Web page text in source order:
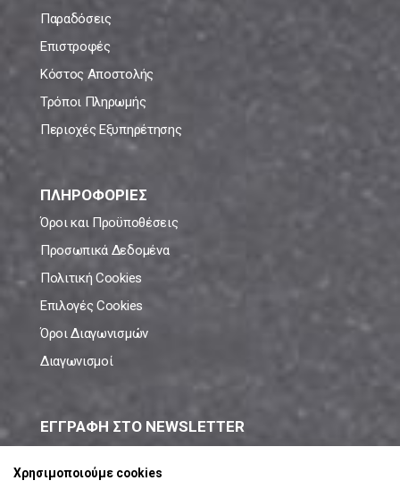
Παραδόσεις
Επιστροφές
Κόστος Αποστολής
Τρόποι Πληρωμής
Περιοχές Εξυπηρέτησης
ΠΛΗΡΟΦΟΡΙΕΣ
Όροι και Προϋποθέσεις
Προσωπικά Δεδομένα
Πολιτική Cookies
Επιλογές Cookies
Όροι Διαγωνισμών
Διαγωνισμοί
ΕΓΓΡΑΦΗ ΣΤΟ NEWSLETTER
Χρησιμοποιούμε cookies